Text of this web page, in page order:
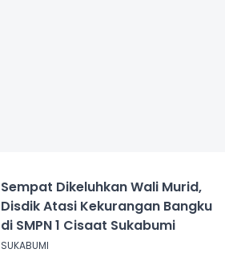
Sempat Dikeluhkan Wali Murid,
Disdik Atasi Kekurangan Bangku
di SMPN 1 Cisaat Sukabumi
SUKABUMI